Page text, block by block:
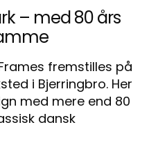
– med 80 års
fremstilles på
i Bjerringbro. Her
med mere end 80
dansk